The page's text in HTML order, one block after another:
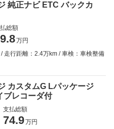
純正ナビ ETC バックカ
総額
万円
走行距離：2.4万km
車検：車検整備
カスタムG Lパッケージ
ブレコーダ付
支払総額
74.9万円